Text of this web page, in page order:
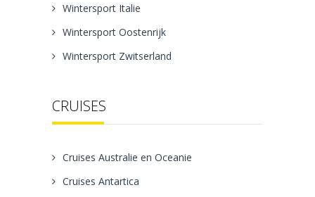
Wintersport Italie
Wintersport Oostenrijk
Wintersport Zwitserland
CRUISES
Cruises Australie en Oceanie
Cruises Antartica